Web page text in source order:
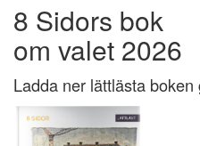
8 Sidors bok
om valet 2026
Ladda ner lättlästa boken